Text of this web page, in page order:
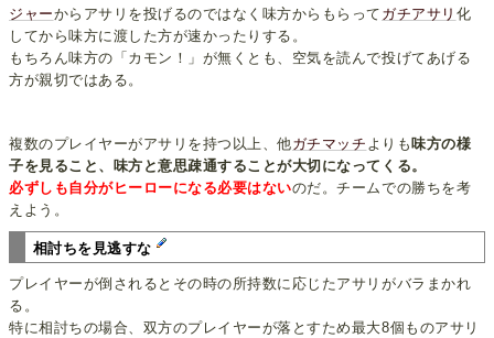
ジャーからアサリを投げるのではなく味方からもらって ガチアサリ 化
してから味方に渡した方が速かったりする。
もちろん味方の「カモン！」が無くとも、空気を読んで投げてあげる
方が親切ではある。
複数のプレイヤーがアサリを持つ以上、他ガチマッチ よりも味方の様
子を見ること、味方と意思疎通することが大切になってくる。
必ずしも自分がヒーローになる必要はないのだ。チームでの勝ちを考
えよう。
相討ちを見逃すな
プレイヤーが倒されるとその時の所持数に応じたアサリがバラまかれ
る。
特に相討ちの場合、双方のプレイヤーが落とすため最大8個ものアサリ